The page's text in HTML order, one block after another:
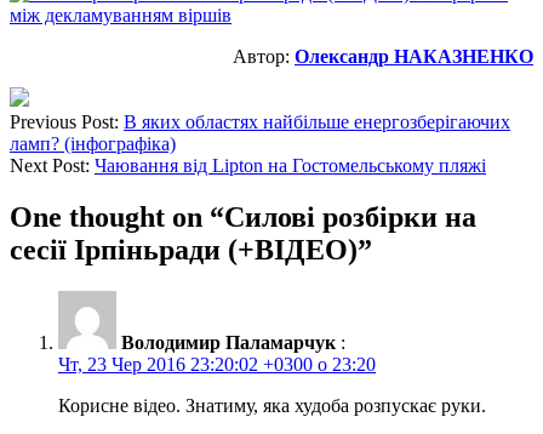
Автор: Олександр НАКАЗНЕНКО
Previous Post: В яких областях найбільше енергозберігаючих
ламп? (інфографіка)
Next Post: Чаювання від Lipton на Гостомельському пляжі
One thought on “Силові розбірки на
сесії Ірпіньради (+ВІДЕО)”
Володимир Паламарчук :
Чт, 23 Чер 2016 23:20:02 +0300 о 23:20
Корисне відео. Знатиму, яка худоба розпускає руки.